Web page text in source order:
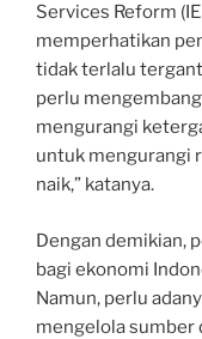
Services Reform
memperhatikan
tidak terlalu
perlu
mengurangi
untuk mengurangi
naik,” katanya.
Dengan demikian,
bagi ekonomi
Namun, perlu
mengelola sumber